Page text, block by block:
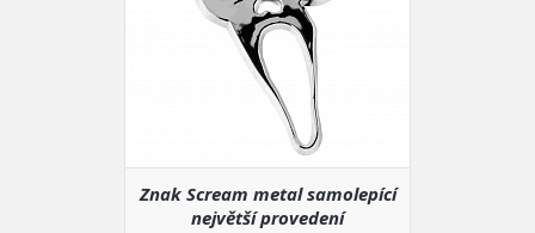
Znak Scream metal samolepící
největší provedení